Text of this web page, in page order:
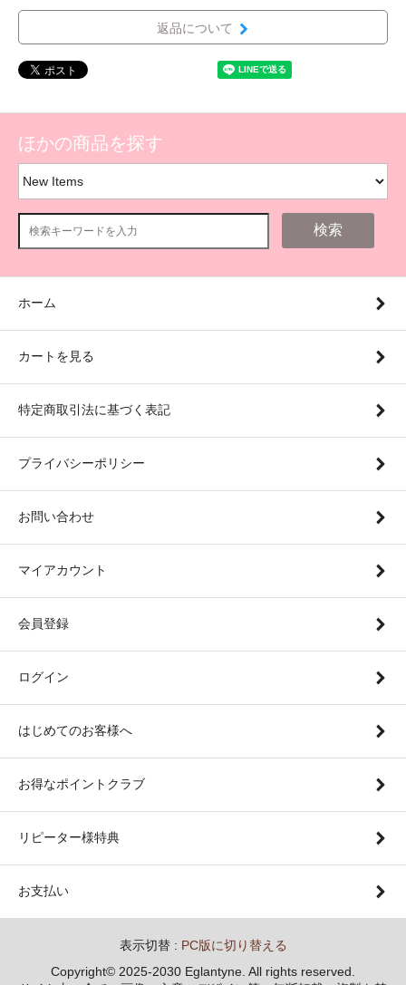
返品について
ほかの商品を探す
検索
ホーム
カートを見る
特定商取引法に基づく表記
プライバシーポリシー
お問い合わせ
マイアカウント
会員登録
ログイン
はじめてのお客様へ
お得なポイントクラブ
リピーター様特典
お支払い
表示切替 : PC版に切り替える
Copyright© 2025-2030 Eglantyne. All rights reserved.